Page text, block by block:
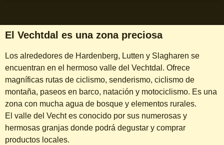
El Vechtdal es una zona preciosa
Los alrededores de Hardenberg, Lutten y Slagharen se
encuentran en el hermoso valle del Vechtdal. Ofrece
magníficas rutas de ciclismo, senderismo, ciclismo de
montaña, paseos en barco, natación y motociclismo. Es una
zona con mucha agua de bosque y elementos rurales.
El valle del Vecht es conocido por sus numerosas y
hermosas granjas donde podrá degustar y comprar
productos locales.